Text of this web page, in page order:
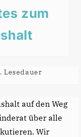
zum
Lesedauer
auf den Weg
über alle
Wir